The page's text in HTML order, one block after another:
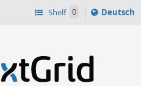
Shelf 0
Sprache
ï¿½ndern
Deutsch